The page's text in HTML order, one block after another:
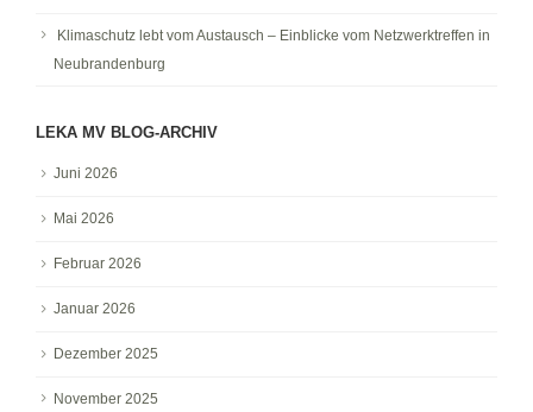
Klimaschutz lebt vom Austausch – Einblicke vom Netzwerktreffen in
Neubrandenburg
LEKA MV BLOG-ARCHIV
Juni 2026
Mai 2026
Februar 2026
Januar 2026
Dezember 2025
November 2025